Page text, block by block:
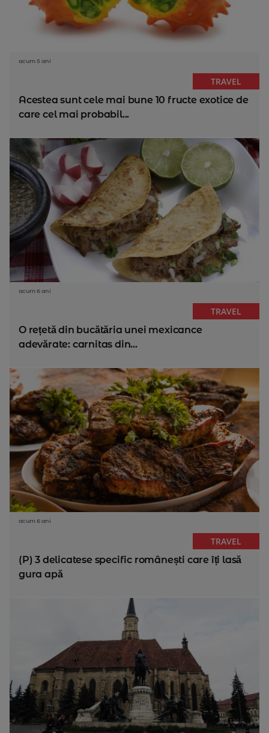
acum 5 ani
TRAVEL
Acestea sunt cele mai bune 10 fructe exotice de
care cel mai probabil...
acum 6 ani
TRAVEL
O rețetă din bucătăria unei mexicance
adevărate: carnitas din...
acum 6 ani
TRAVEL
(P) 3 delicatese specific românești care îți lasă
gura apă